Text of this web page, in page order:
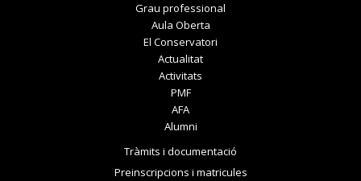
Grau professional
Aula Oberta
El Conservatori
Actualitat
Activitats
PMF
AFA
Alumni
Tràmits i documentació
Preinscripcions i matricules